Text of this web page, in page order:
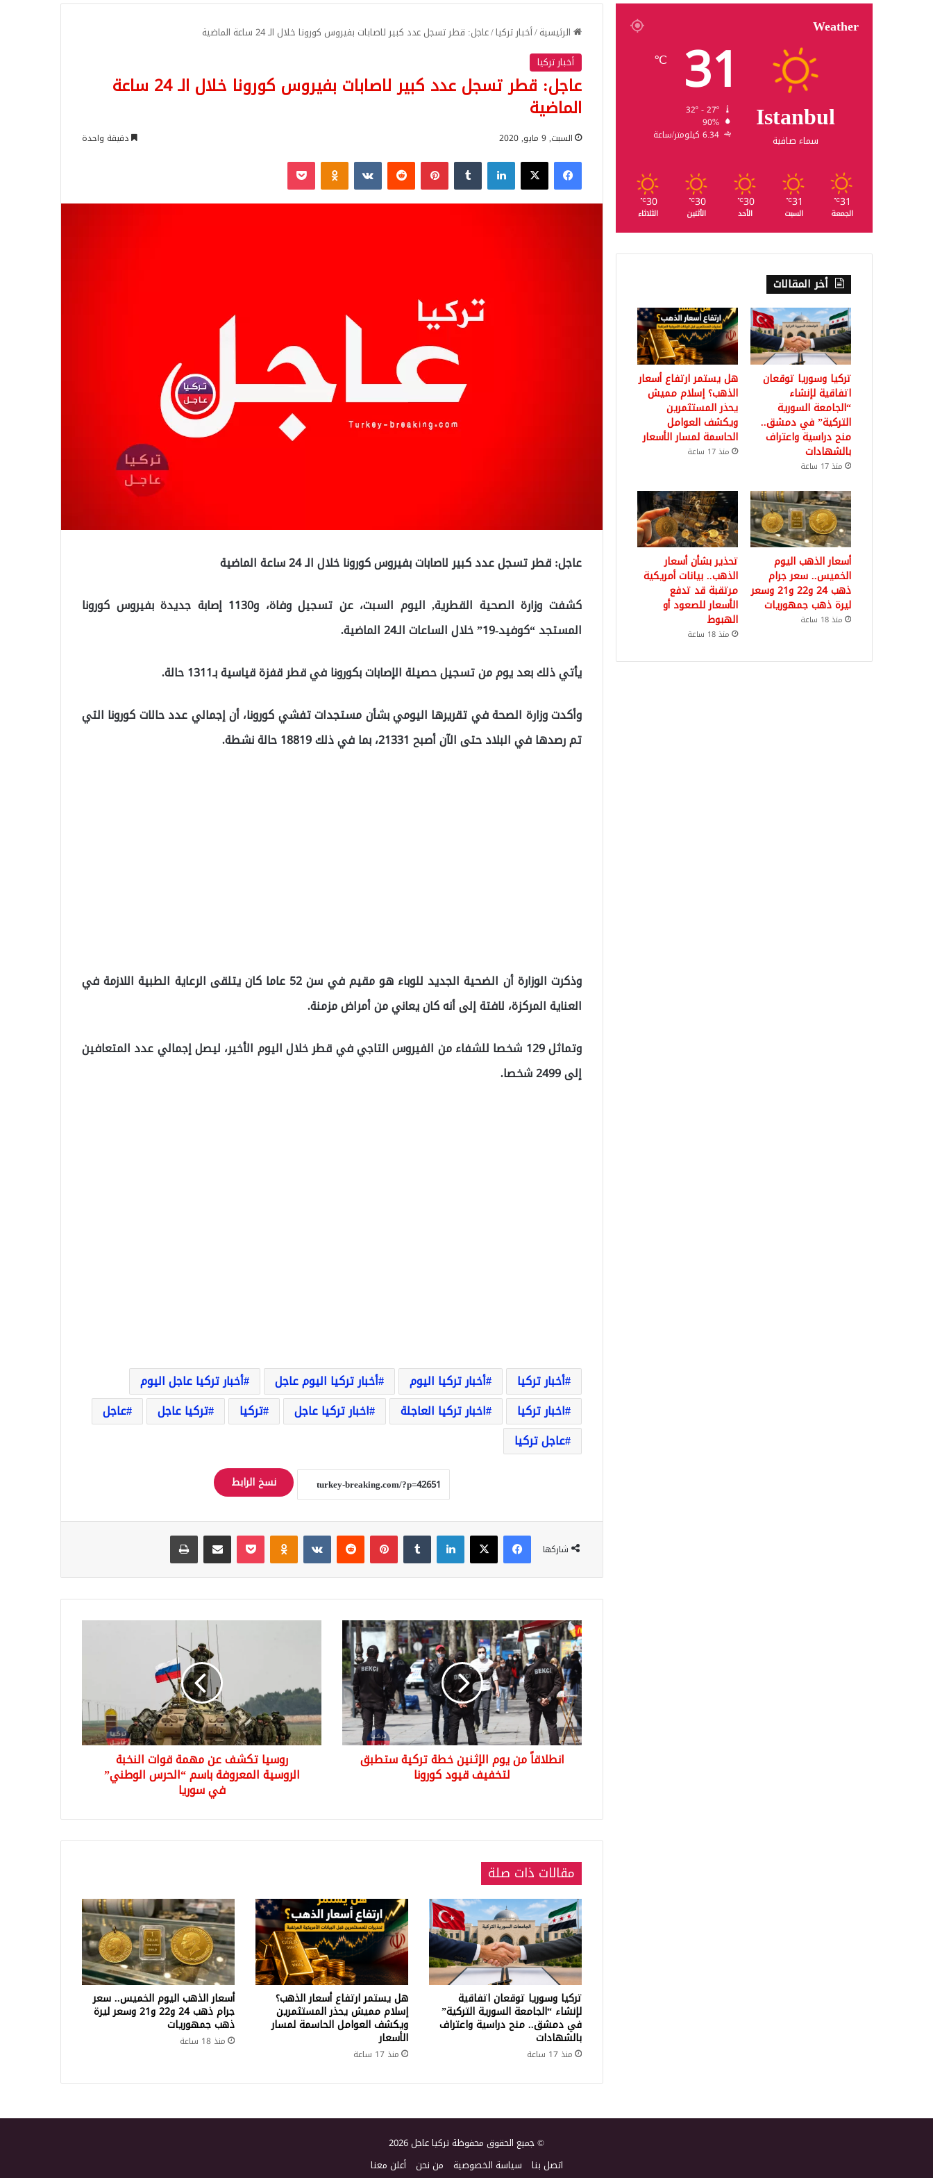
الرئيسية/أخبار تركيا/عاجل: قطر تسجل عدد كبير لاصابات بفيروس كورونا خلال الـ 24 ساعة الماضية
أخبار تركيا
عاجل: قطر تسجل عدد كبير لاصابات بفيروس كورونا خلال الـ 24 ساعة
الماضية
السبت, 9 مايو, 2020 دقيقة واحدة
فيسبوك‫X لينكدإن بينتيريست Odnoklassniki
‫Pocket
عاجل: قطر تسجل عدد كبير لاصابات بفيروس كورونا خلال الـ 24 ساعة الماضية
كشفت وزارة الصحية القطرية, اليوم السبت، عن تسجيل وفاة، و1130 إصابة جديدة بفيروس كورونا
المستجد “كوفيد-19” خلال الساعات الـ24 الماضية.
يأتي ذلك بعد يوم من تسجيل حصيلة الإصابات بكورونا في قطر قفزة قياسية بـ1311 حالة.
وأكدت وزارة الصحة في تقريرها اليومي بشأن مستجدات تفشي كورونا، أن إجمالي عدد حالات كورونا التي
تم رصدها في البلاد حتى الآن أصبح 21331، بما في ذلك 18819 حالة نشطة.
وذكرت الوزارة أن الضحية الجديد للوباء هو مقيم في سن 52 عاما كان يتلقى الرعاية الطبية اللازمة في
العناية المركزة، لافتة إلى أنه كان يعاني من أمراض مزمنة.
وتماثل 129 شخصا للشفاء من الفيروس التاجي في قطر خلال اليوم الأخير، ليصل إجمالي عدد المتعافين
إلى 2499 شخصا.
أخبار تركيا أخبار تركيا اليوم أخبار تركيا اليوم عاجل
أخبار تركيا عاجل اليوم
اخبار تركيا
اخبار تركيا العاجلة اخبار تركيا عاجل تركيا تركيا عاجل
عاجل
عاجل تركيا
نسخ الرابط
شاركها
فيسبوك‫X لينكدإن بينتيريست Odnoklassniki
‫Pocket مشاركة عبر البريد طباعة
انطلاقاً
من
يوم
الإثنين
خطة
تركية
ستطبق
لتخفيف
قيود
كوروناانطلاقاً من يوم الإثنين خطة تركية ستطبق
لتخفيف قيود كورونا
قوات
النخبة
الروسية
المعروفة
باسم
الوطني”
روسيا تكشف عن مهمة قوات النخبة
الروسية المعروفة باسم “الحرس الوطني”
في سوريا
مقالات ذات صلة
تركيا وسوريا توقعان اتفاقية
لإنشاء “الجامعة السورية التركية”
في دمشق.. منح دراسية واعتراف
بالشهادات
منذ 17 ساعة
هل يستمر ارتفاع أسعار الذهب؟
إسلام مميش يحذر المستثمرين
ويكشف العوامل الحاسمة لمسار
الأسعار
منذ 17 ساعة
أسعار الذهب اليوم الخميس.. سعر
جرام ذهب 24 و22 و21 وسعر ليرة
ذهب جمهوريات
منذ 18 ساعة
Weather
Istanbul
سماء صافية
31
℃
90%
6.34 كيلومتر/ساعة
31
℃
الجمعة
31
℃
السبت
30
℃
الأحد
30
℃
الأثنين
30
℃
الثلاثاء
أخر المقالات
تركيا وسوريا توقعان
اتفاقية لإنشاء
“الجامعة السورية
التركية” في دمشق..
منح دراسية واعتراف
بالشهادات
منذ 17 ساعة
هل يستمر ارتفاع أسعار
الذهب؟ إسلام مميش
يحذر المستثمرين
ويكشف العوامل
الحاسمة لمسار الأسعار
منذ 17 ساعة
أسعار الذهب اليوم
الخميس.. سعر جرام
ذهب 24 و22 و21 وسعر
ليرة ذهب جمهوريات
منذ 18 ساعة
تحذير بشأن أسعار
الذهب.. بيانات أمريكية
مرتقبة قد تدفع
الأسعار للصعود أو
الهبوط
منذ 18 ساعة
© جميع الحقوق محفوظة تركيا عاجل 2026
اتصل بنا سياسة الخصوصية من نحن أعلن معنا